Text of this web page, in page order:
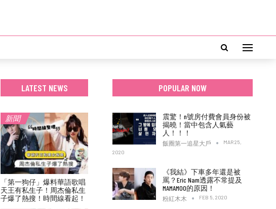
POPULAR NOW
震驚！n號房付費會員身份被
揭曉！當中包含人氣藝
人！！！
飯圈第一追星大戶
MAR 25,
2020
《我結》下車多年還是被
罵？Eric Nam透露不常提及
MAMAMOO的原因！
粉紅木木 FEB 5, 2020
LATEST NEWS
新聞
「第一狗仔」爆料華語歌唱
天王有私生子！周杰倫私生
子爆了熱搜！時間線看起！